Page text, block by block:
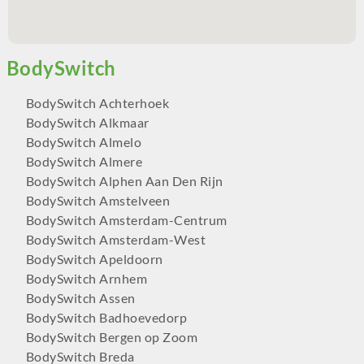
BodySwitch Achterhoek
BodySwitch Alkmaar
BodySwitch Almelo
BodySwitch Almere
BodySwitch Alphen Aan Den Rijn
BodySwitch Amstelveen
BodySwitch Amsterdam-Centrum
BodySwitch Amsterdam-West
BodySwitch Apeldoorn
BodySwitch Arnhem
BodySwitch Assen
BodySwitch Badhoevedorp
BodySwitch Bergen op Zoom
BodySwitch Breda